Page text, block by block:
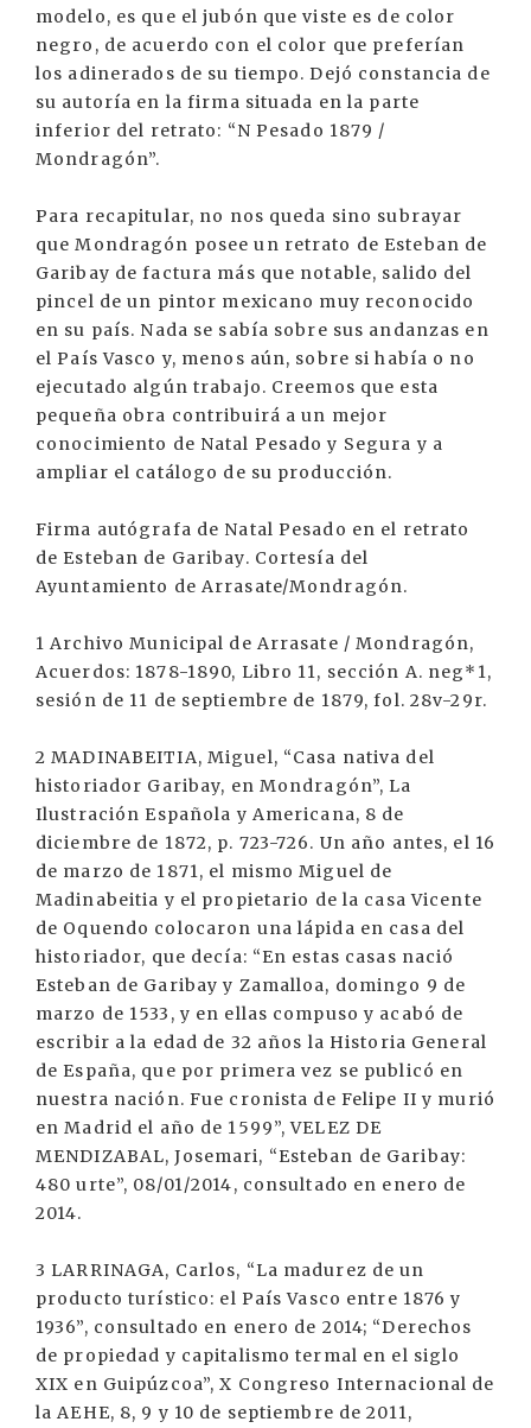
modelo, es que el jubón que viste es de color
negro, de acuerdo con el color que preferían
los adinerados de su tiempo. Dejó constancia de
su autoría en la firma situada en la parte
inferior del retrato: “N Pesado 1879 /
Mondragón”.
Para recapitular, no nos queda sino subrayar
que Mondragón posee un retrato de Esteban de
Garibay de factura más que notable, salido del
pincel de un pintor mexicano muy reconocido
en su país. Nada se sabía sobre sus andanzas en
el País Vasco y, menos aún, sobre si había o no
ejecutado algún trabajo. Creemos que esta
pequeña obra contribuirá a un mejor
conocimiento de Natal Pesado y Segura y a
ampliar el catálogo de su producción.
Firma autógrafa de Natal Pesado en el retrato
de Esteban de Garibay. Cortesía del
Ayuntamiento de Arrasate/Mondragón.
1 Archivo Municipal de Arrasate / Mondragón,
Acuerdos: 1878-1890, Libro 11, sección A. neg*1,
sesión de 11 de septiembre de 1879, fol. 28v-29r.
2 MADINABEITIA, Miguel, “Casa nativa del
historiador Garibay, en Mondragón”, La
Ilustración Española y Americana, 8 de
diciembre de 1872, p. 723-726. Un año antes, el 16
de marzo de 1871, el mismo Miguel de
Madinabeitia y el propietario de la casa Vicente
de Oquendo colocaron una lápida en casa del
historiador, que decía: “En estas casas nació
Esteban de Garibay y Zamalloa, domingo 9 de
marzo de 1533, y en ellas compuso y acabó de
escribir a la edad de 32 años la Historia General
de España, que por primera vez se publicó en
nuestra nación. Fue cronista de Felipe II y murió
en Madrid el año de 1599”, VELEZ DE
MENDIZABAL, Josemari, “Esteban de Garibay:
480 urte”, 08/01/2014, consultado en enero de
2014.
3 LARRINAGA, Carlos, “La madurez de un
producto turístico: el País Vasco entre 1876 y
1936”, consultado en enero de 2014; “Derechos
de propiedad y capitalismo termal en el siglo
XIX en Guipúzcoa”, X Congreso Internacional de
la AEHE, 8, 9 y 10 de septiembre de 2011,